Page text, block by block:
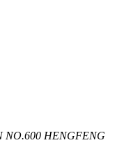
NO.600 HENGFENG